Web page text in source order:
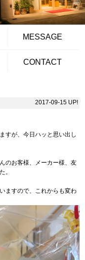
MESSAGE
CONTACT
2017-09-15 UP!
すが、今日ハッと思い出し
のお客様、メーカー様、友
。
ますので、これからも変わ